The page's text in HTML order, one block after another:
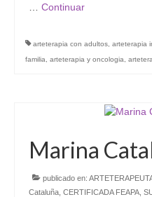
… Continuar
arteterapia con adultos, arteterapia
familia, arteterapia y oncologia,
Marina
publicado en:
Cataluña CERTIFICADA FEAPA